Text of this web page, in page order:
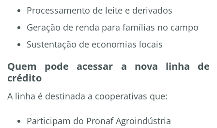
Processamento de leite e derivados
Geração de renda para famílias no campo
Sustentação de economias locais
Quem pode acessar a nova linha de
crédito
A linha é destinada a cooperativas que:
Participam do Pronaf Agroindústria